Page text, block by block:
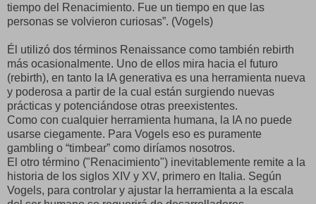
tiempo del Renacimiento. Fue un tiempo en que las
personas se volvieron curiosas”. (Vogels)
Él utilizó dos términos Renaissance como también rebirth
más ocasionalmente. Uno de ellos mira hacia el futuro
(rebirth), en tanto la IA generativa es una herramienta nueva
y poderosa a partir de la cual están surgiendo nuevas
prácticas y potenciándose otras preexistentes.
Como con cualquier herramienta humana, la IA no puede
usarse ciegamente. Para Vogels eso es puramente
gambling o “timbear” como diríamos nosotros.
El otro término ("Renacimiento") inevitablemente remite a la
historia de los siglos XIV y XV, primero en Italia. Según
Vogels, para controlar y ajustar la herramienta a la escala